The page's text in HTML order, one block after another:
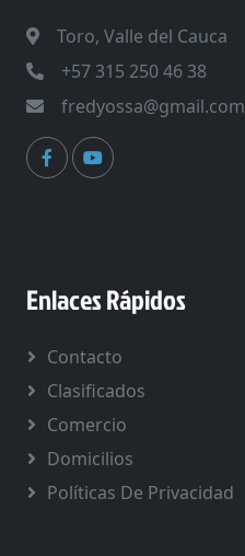
Toro, Valle del Cauca
+57 315 250 46 38
fredyossa@gmail.com
Enlaces Rápidos
Contacto
Clasificados
Comercio
Domicilios
Políticas De Privacidad